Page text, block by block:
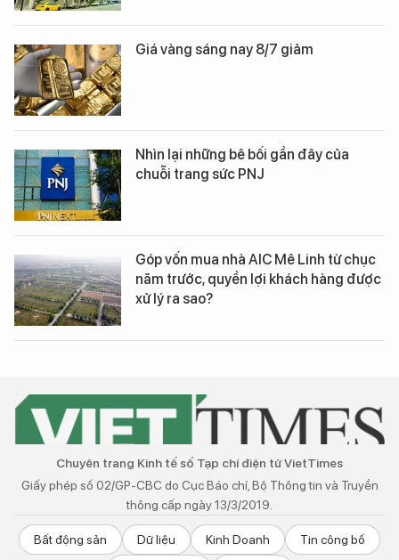
Giá vàng sáng nay 8/7 giảm
Nhìn lại những bê bối gần đây của
chuỗi trang sức PNJ
Góp vốn mua nhà AIC Mê Linh từ chục
năm trước, quyền lợi khách hàng được
xử lý ra sao?
Chuyên trang Kinh tế số Tạp chí điện tử VietTimes
Giấy phép số 02/GP-CBC do Cục Báo chí, Bộ Thông tin và Truyền
thông cấp ngày 13/3/2019.
Bất động sản Dữ liệu Kinh Doanh Tin công bố